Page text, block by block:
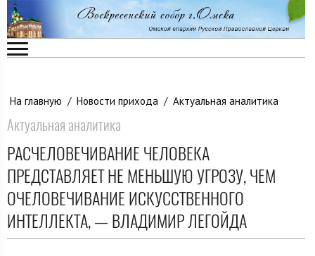
На главную / Новости прихода / Актуальная аналитика
Актуальная аналитика
РАСЧЕЛОВЕЧИВАНИЕ ЧЕЛОВЕКА
ПРЕДСТАВЛЯЕТ НЕ МЕНЬШУЮ УГРОЗУ, ЧЕМ
ОЧЕЛОВЕЧИВАНИЕ ИСКУССТВЕННОГО
ИНТЕЛЛЕКТА, — ВЛАДИМИР ЛЕГОЙДА